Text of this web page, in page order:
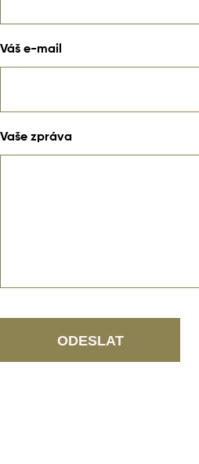
Váš e-mail
Vaše zpráva